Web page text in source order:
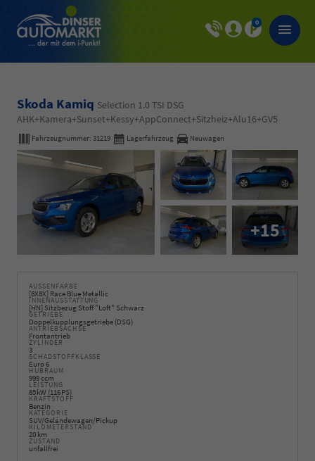
0
Skoda Kamiq Selection 1.0 TSI DSG
AHK+Kamera+Sunset+Kessy+AppConnect+Sitzheiz+Alu16+GV5
Fahrzeugnummer: 31219 Lagerfahrzeug Neuwagen
+15
AUSSENFARBE
[8X8X] Race Blue Metallic
INNENAUSSTATTUNG
[HN] Sitzbezug Stoff "Loft" Schwarz
GETRIEBE
Doppelkupplungsgetriebe (DSG)
ANTRIEBSACHSE
Frontantrieb
ZYLINDER
3
SCHADSTOFFKLASSE
Euro 6
HUBRAUM
999 ccm
LEISTUNG
85 kW (116 PS)
KRAFTSTOFF
Benzin
KATEGORIE
SUV/Geländewagen/Pickup
KILOMETERSTAND
20 km
ZUSTAND
unfallfrei